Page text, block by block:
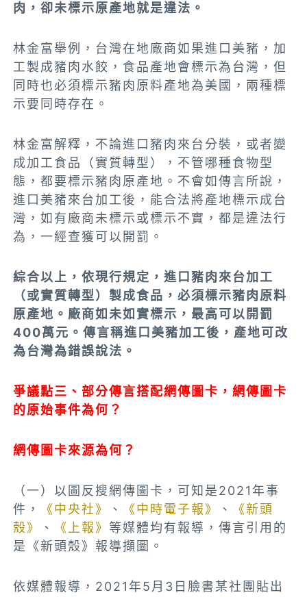
肉，卻未標示原產地就是違法。
林金富舉例，台灣在地廠商如果進口美豬，加
工製成豬肉水餃，食品產地會標示為台灣，但
同時也必須標示豬肉原料產地為美國，兩種標
示要同時存在。
林金富解釋，不論進口豬肉來台分裝，或者變
成加工食品（實質轉型），不管哪種食物型
態，都要標示豬肉原產地。不會如傳言所說，
進口美豬來台加工後，能合法將產地標示成台
灣，如有廠商未標示或標示不實，都是違法行
為，一經查獲可以開罰。
綜合以上，依現行規定，進口豬肉來台加工
（或實質轉型）製成食品，必須標示豬肉原料
原產地。廠商如未如實標示，最高可以開罰
400萬元。傳言稱進口美豬加工後，產地可改
為台灣為錯誤說法。
爭議點三、部分傳言搭配網傳圖卡，網傳圖卡
的原始事件為何？
網傳圖卡來源為何？
（一）以圖反搜網傳圖卡，可知是2021年事
件，
《中央社》 、 《中時電子報》 、
《新頭
殼》
、 《上報》 等媒體均有報導，傳言引用的
是《新頭殼》報導擷圖。
依媒體報導，2021年5月3日臉書某社團貼出